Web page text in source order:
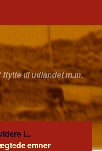
til udlandet m.m.
i...
emner